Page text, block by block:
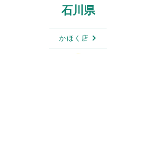
​石川県
かほく店